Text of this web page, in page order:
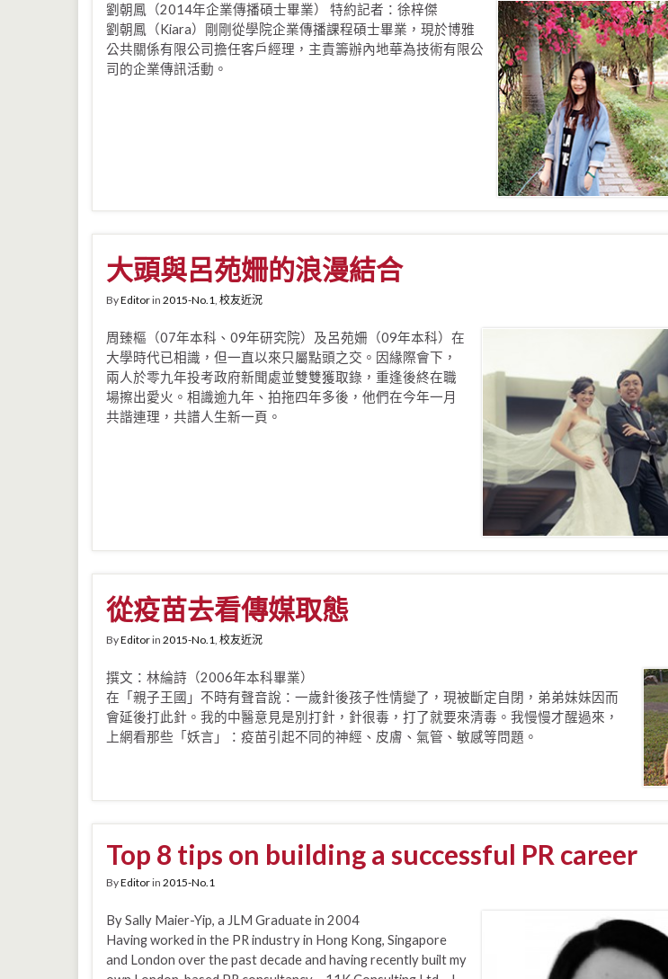
劉朝鳳（2014年企業傳播碩士畢業） 特約記者：徐梓傑
劉朝鳳（Kiara）剛剛從學院企業傳播課程碩士畢業，現於博雅
公共關係有限公司擔任客戶經理，主責籌辦內地華為技術有限公
司的企業傳訊活動。
大頭與呂苑姍的浪漫結合
ByEditorin 2015-No.1, 校友近況
周臻樞（07年本科、09年研究院）及呂苑姍（09年本科）在
大學時代已相識，但一直以來只屬點頭之交。因緣際會下，
兩人於零九年投考政府新聞處並雙雙獲取錄，重逢後終在職
場擦出愛火。相識逾九年、拍拖四年多後，他們在今年一月
共諧連理，共譜人生新一頁。
從疫苗去看傳媒取態
ByEditorin 2015-No.1 校友近況
撰文：林綸詩（2006年本科畢業）
在「親子王國」不時有聲音說：一歲針後孩子性情變了，現被斷定自閉，弟弟妹妹因而
會延後打此針。我的中醫意見是別打針，針很毒，打了就要來清毒。我慢慢才醒過來，
上網看那些「妖言」：疫苗引起不同的神經、皮膚、氣管、敏感等問題。
Top 8 tips on building a successful PR career
ByEditorin 2015-No.1
By Sally Maier-Yip, a JLM Graduate in 2004
Having worked in the PR industry in Hong Kong, Singapore
and London over the past decade and having recently built my